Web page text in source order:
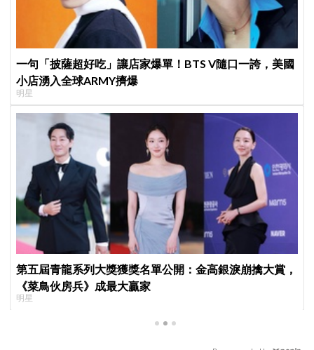
一句「披薩超好吃」讓店家爆單！BTS V隨口一誇，美國
小店湧入全球ARMY擠爆
明星
第五屆青龍系列大獎獲獎名單公開：金高銀淚崩擒大賞，
《菜鳥伙房兵》成最大贏家
明星